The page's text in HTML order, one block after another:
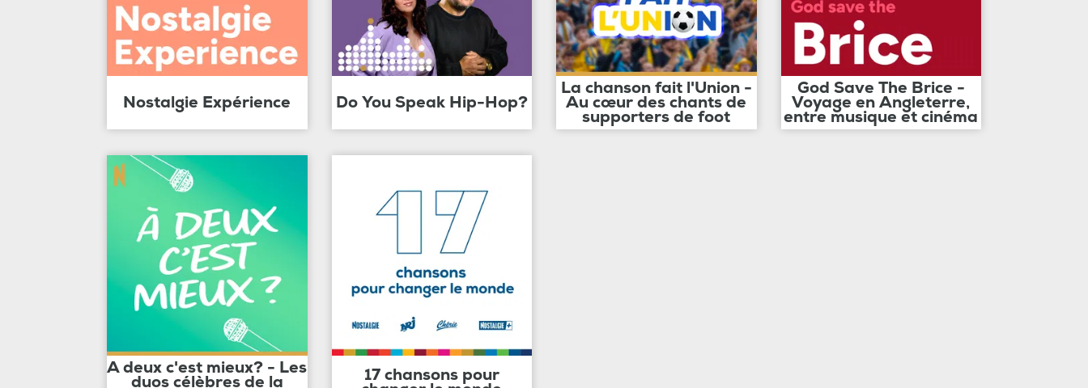
Nostalgie Expérience Do You Speak Hip-Hop?
La chanson fait l'Union -
Au cœur des chants de
supporters de foot
God Save The Brice -
Voyage en Angleterre,
entre musique et cinéma
A deux c'est mieux? - Les
duos célèbres de la 17 chansons pour